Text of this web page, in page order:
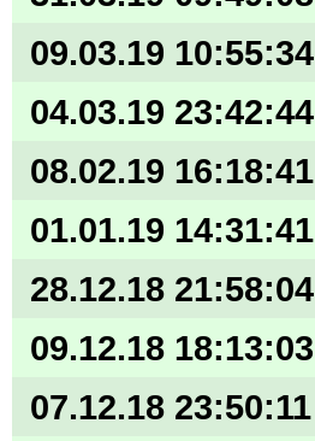
09.03.19 10:55:34
04.03.19 23:42:44
08.02.19 16:18:41
01.01.19 14:31:41
28.12.18 21:58:04
09.12.18 18:13:03
07.12.18 23:50:11